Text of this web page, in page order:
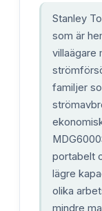
Stanley
som är
villaägare
familjer
portabelt
lägre
olika
mindre